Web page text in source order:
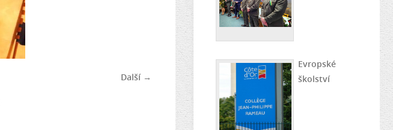
Další →
Evropské
školství